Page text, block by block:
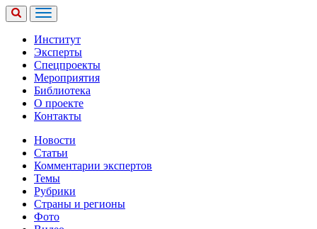
Институт
Эксперты
Спецпроекты
Мероприятия
Библиотека
О проекте
Контакты
Новости
Статьи
Комментарии экспертов
Темы
Рубрики
Страны и регионы
Фото